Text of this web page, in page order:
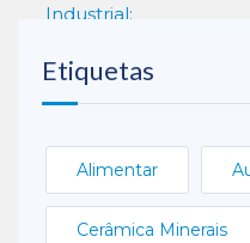
Etiquetas
Alimentar
Cerâmica Minerais